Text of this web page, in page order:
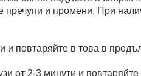
пречупи и промени. При
и повтаряйте в това в
от 2-3 минути и